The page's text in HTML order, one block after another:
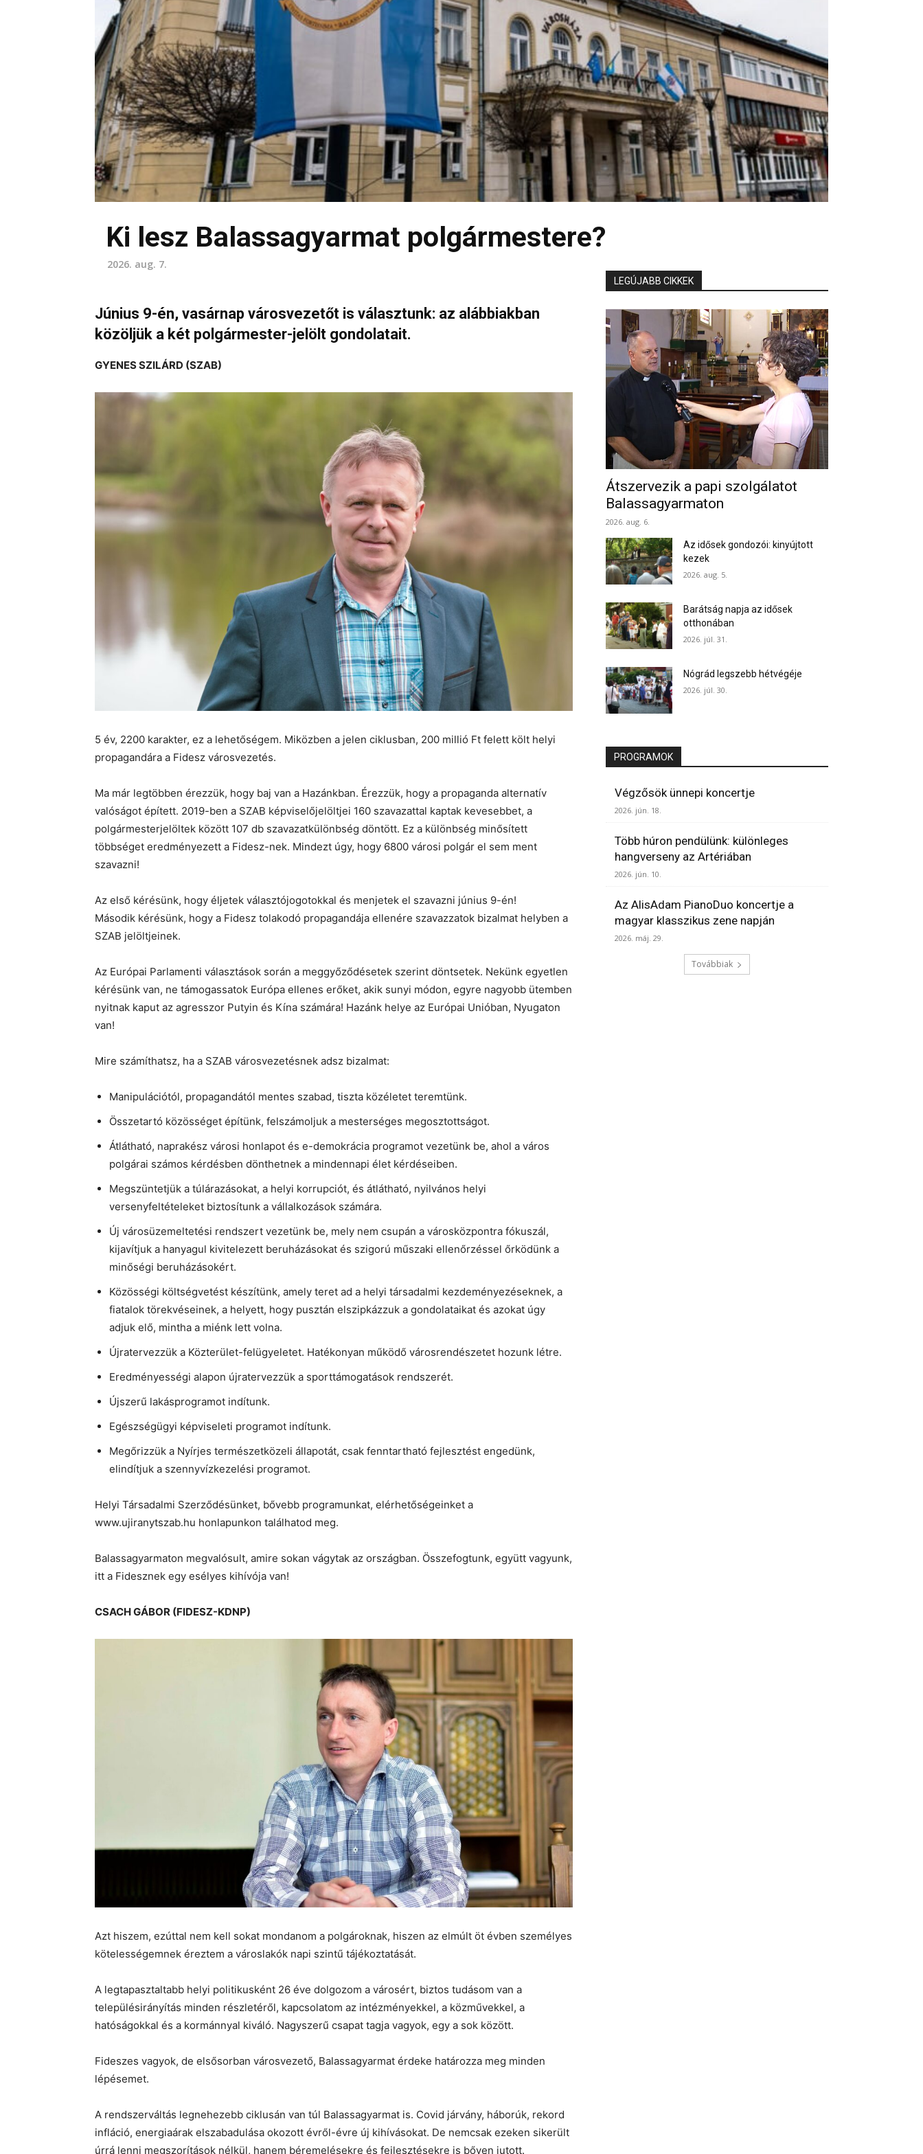
Ki lesz Balassagyarmat polgármestere?
2026. aug. 7.
Június 9-én, vasárnap városvezetőt is választunk: az alábbiakban
közöljük a két polgármester-jelölt gondolatait.
GYENES SZILÁRD (SZAB)
5 év, 2200 karakter, ez a lehetőségem. Miközben a jelen ciklusban, 200 millió Ft felett költ helyi
propagandára a Fidesz városvezetés.
Ma már legtöbben érezzük, hogy baj van a Hazánkban. Érezzük, hogy a propaganda alternatív
valóságot épített. 2019-ben a SZAB képviselőjelöltjei 160 szavazattal kaptak kevesebbet, a
polgármesterjelöltek között 107 db szavazatkülönbség döntött. Ez a különbség minősített
többséget eredményezett a Fidesz-nek. Mindezt úgy, hogy 6800 városi polgár el sem ment
szavazni!
Az első kérésünk, hogy éljetek választójogotokkal és menjetek el szavazni június 9-én!
Második kérésünk, hogy a Fidesz tolakodó propagandája ellenére szavazzatok bizalmat helyben a
SZAB jelöltjeinek.
Az Európai Parlamenti választások során a meggyőződésetek szerint döntsetek. Nekünk egyetlen
kérésünk van, ne támogassatok Európa ellenes erőket, akik sunyi módon, egyre nagyobb ütemben
nyitnak kaput az agresszor Putyin és Kína számára! Hazánk helye az Európai Unióban, Nyugaton
van!
Mire számíthatsz, ha a SZAB városvezetésnek adsz bizalmat:
Manipulációtól, propagandától mentes szabad, tiszta közéletet teremtünk.
Összetartó közösséget építünk, felszámoljuk a mesterséges megosztottságot.
Átlátható, naprakész városi honlapot és e-demokrácia programot vezetünk be, ahol a város
polgárai számos kérdésben dönthetnek a mindennapi élet kérdéseiben.
Megszüntetjük a túlárazásokat, a helyi korrupciót, és átlátható, nyilvános helyi
versenyfeltételeket biztosítunk a vállalkozások számára.
Új városüzemeltetési rendszert vezetünk be, mely nem csupán a városközpontra fókuszál,
kijavítjuk a hanyagul kivitelezett beruházásokat és szigorú műszaki ellenőrzéssel őrködünk a
minőségi beruházásokért.
Közösségi költségvetést készítünk, amely teret ad a helyi társadalmi kezdeményezéseknek, a
fiatalok törekvéseinek, a helyett, hogy pusztán elszipkázzuk a gondolataikat és azokat úgy
adjuk elő, mintha a miénk lett volna.
Újratervezzük a Közterület-felügyeletet. Hatékonyan működő városrendészetet hozunk létre.
Eredményességi alapon újratervezzük a sporttámogatások rendszerét.
Újszerű lakásprogramot indítunk.
Egészségügyi képviseleti programot indítunk.
Megőrizzük a Nyírjes természetközeli állapotát, csak fenntartható fejlesztést engedünk,
elindítjuk a szennyvízkezelési programot.
Helyi Társadalmi Szerződésünket, bővebb programunkat, elérhetőségeinket a
www.ujiranytszab.hu honlapunkon találhatod meg.
Balassagyarmaton megvalósult, amire sokan vágytak az országban. Összefogtunk, együtt vagyunk,
itt a Fidesznek egy esélyes kihívója van!
CSACH GÁBOR (FIDESZ-KDNP)
Azt hiszem, ezúttal nem kell sokat mondanom a polgároknak, hiszen az elmúlt öt évben személyes
kötelességemnek éreztem a városlakók napi szintű tájékoztatását.
A legtapasztaltabb helyi politikusként 26 éve dolgozom a városért, biztos tudásom van a
településirányítás minden részletéről, kapcsolatom az intézményekkel, a közművekkel, a
hatóságokkal és a kormánnyal kiváló. Nagyszerű csapat tagja vagyok, egy a sok között.
Fideszes vagyok, de elsősorban városvezető, Balassagyarmat érdeke határozza meg minden
lépésemet.
A rendszerváltás legnehezebb ciklusán van túl Balassagyarmat is. Covid járvány, háborúk, rekord
infláció, energiaárak elszabadulása okozott évről-évre új kihívásokat. De nemcsak ezeken sikerült
úrrá lenni megszorítások nélkül, hanem béremelésekre és fejlesztésekre is bőven jutott.
LEGÚJABB CIKKEK
Átszervezik a papi szolgálatot
Balassagyarmaton
2026. aug. 6.
Az idősek gondozói: kinyújtott
kezek
2026. aug. 5.
Barátság napja az idősek
otthonában
2026. júl. 31.
Nógrád legszebb hétvégéje
2026. júl. 30.
PROGRAMOK
Végzősök ünnepi koncertje
2026. jún. 18.
Több húron pendülünk: különleges
hangverseny az Artériában
2026. jún. 10.
Az AlisAdam PianoDuo koncertje a
magyar klasszikus zene napján
2026. máj. 29.
Továbbiak